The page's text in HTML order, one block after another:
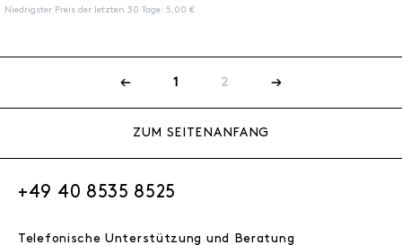
Niedrigster Preis der letzten 30 Tage: 5,00 €
1 2
ZUM SEITENANFANG
+49 40 8535 8525
Telefonische Unterstützung und Beratung